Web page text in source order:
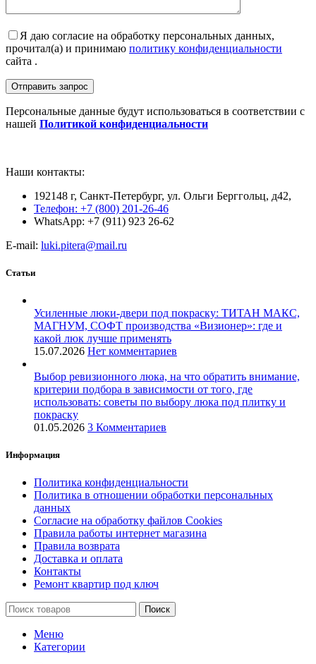
Я даю согласие на обработку персональных данных,
прочитал(а) и принимаю политику конфиденциальности
сайта .
Персональные данные будут использоваться в соответствии с
нашей Политикой конфиденциальности
Наши контакты:
192148 г, Санкт-Петербург, ул. Ольги Берггольц, д42,
Телефон: +7 (800) 201-26-46
WhatsApp: +7 (911) 923 26-62
E-mail: luki.pitera@mail.ru
Статьи
Усиленные люки-двери под покраску: ТИТАН МАКС,
МАГНУМ, СОФТ производства «Визионер»: где и
какой люк лучше применять
15.07.2026 Нет комментариев
Выбор ревизионного люка, на что обратить внимание,
критерии подбора в зависимости от того, где
использовать: советы по выбору люка под плитку и
покраску
01.05.2026 3 Комментариев
Информация
Политика конфиденциальности
Политика в отношении обработки персональных
данных
Согласие на обработку файлов Cookies
Правила работы интернет магазина
Правила возврата
Доставка и оплата
Контакты
Ремонт квартир под ключ
Поиск
Меню
Категории